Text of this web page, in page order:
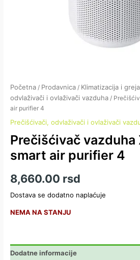
Početna / Prodavnica / Klimatizacija i
odvlaživači i ovlaživači vazduha /
air purifier 4
Prečišćivači, odvlaživači i ovlaživači
Prečišćivač vazduha
smart air purifier 4
8,660.00 rsd
Dostava se dodatno naplaćuje
NEMA NA STANJU
Dodatne informacije